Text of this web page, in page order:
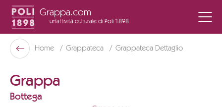
Grappa.com
un'attività culturale di Poli 1898
Poli Museo Della Grappa
Indietro
Home Grappateca Grappateca Dettaglio
Grappa
Bottega